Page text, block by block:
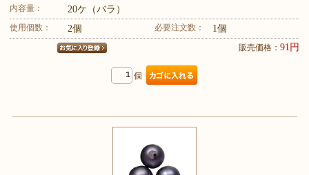
内容量： 20ケ（バラ）
使用個数： 2個 必要注文数： 1個
販売価格： 91円
個